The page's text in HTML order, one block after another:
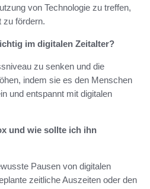
von Technologie zu treffen,
zu fördern.
im digitalen Zeitalter?
zu senken und die
indem sie es den Menschen
und entspannt mit digitalen
und wie sollte ich ihn
Pausen von digitalen
zeitliche Auszeiten oder den